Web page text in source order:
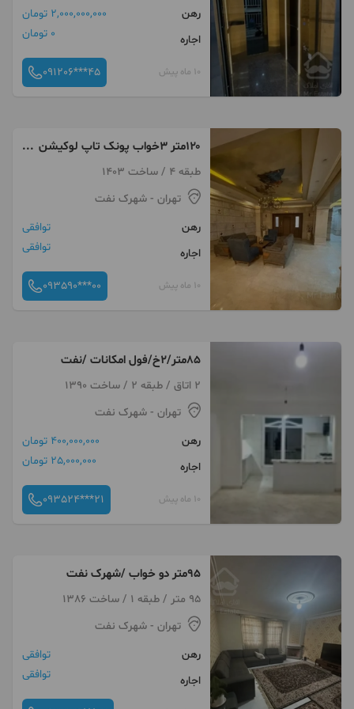
رهن
2,000,000,000 تومان
اجاره
0 تومان
10 ماه پیش 091206***45
۱۲۰متر ۳خواب پونک تاپ لوکیشن
شیک
طبقه 4 / ساخت 1403
تهران - شهرک نفت
رهن
توافقی
اجاره
توافقی
10 ماه پیش 093590***00
۸۵متر/۲خ/فول امکانات /نفت
2 اتاق / طبقه 2 / ساخت 1390
تهران - شهرک نفت
رهن
400,000,000 تومان
اجاره
25,000,000 تومان
10 ماه پیش 093524***21
95متر دو خواب /شهرک نفت
95 متر / طبقه 1 / ساخت 1386
تهران - شهرک نفت
رهن
توافقی
اجاره
توافقی